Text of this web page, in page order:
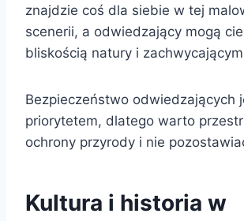
znajdzie coś dla siebie w tej
scenerii, a odwiedzający mogą
bliskością natury i
Bezpieczeństwo odwiedzających
priorytetem, dlatego warto
ochrony przyrody i nie
Kultura i historia w